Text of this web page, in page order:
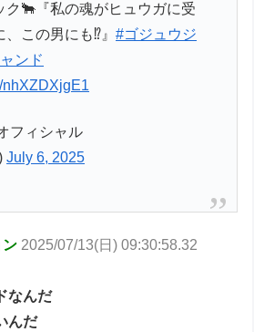
ク🐂『私の魂がヒュウガに受
、この男にも⁉️』#ゴジュウジ
ンド
nhXZDXjgE1
フィシャル
July 6, 2025
ン 2025/07/13(日) 09:30:58.32
なんだ
んだ